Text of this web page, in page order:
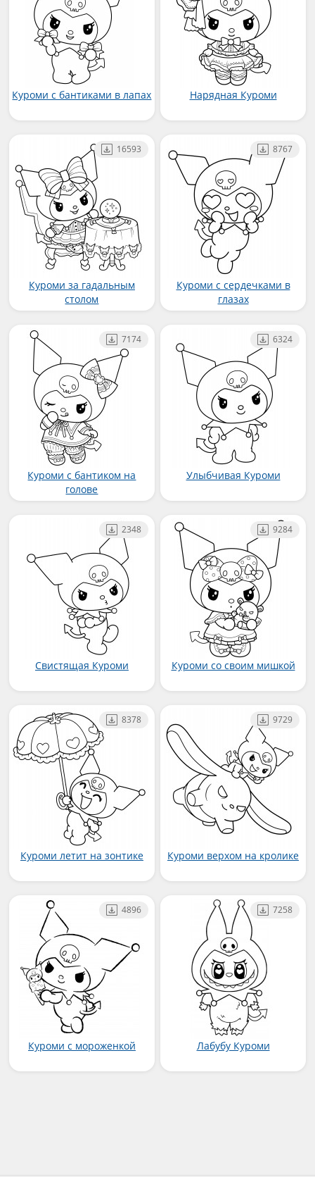
Куроми с бантиками в лапах Нарядная Куроми
Куроми за гадальным
столом
16593
Куроми с сердечками в
глазах
8767
Куроми с бантиком на
голове
7174
Улыбчивая Куроми
6324
Свистящая Куроми
2348
Куроми со своим мишкой
9284
Куроми летит на зонтике
8378
Куроми верхом на кролике
9729
Куроми с мороженкой
4896
Лабубу Куроми
7258